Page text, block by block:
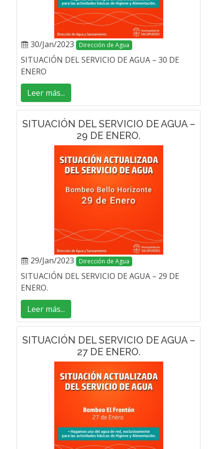
30/Jan/2023 Dirección de Agua
SITUACIÓN DEL SERVICIO DE AGUA – 30 DE
ENERO
Leer más...
SITUACIÓN DEL SERVICIO DE AGUA –
29 DE ENERO.
29/Jan/2023 Dirección de Agua
SITUACIÓN DEL SERVICIO DE AGUA – 29 DE
ENERO.
Leer más...
SITUACIÓN DEL SERVICIO DE AGUA –
27 DE ENERO.